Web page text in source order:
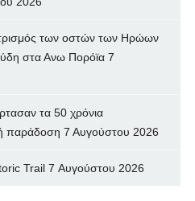
των oστών των Ηρώων
στα Ανω Πορόϊα 7
τα 50 χρόνια
παράδοση 7 Αυγούστου 2026
Trail 7 Αυγούστου 2026